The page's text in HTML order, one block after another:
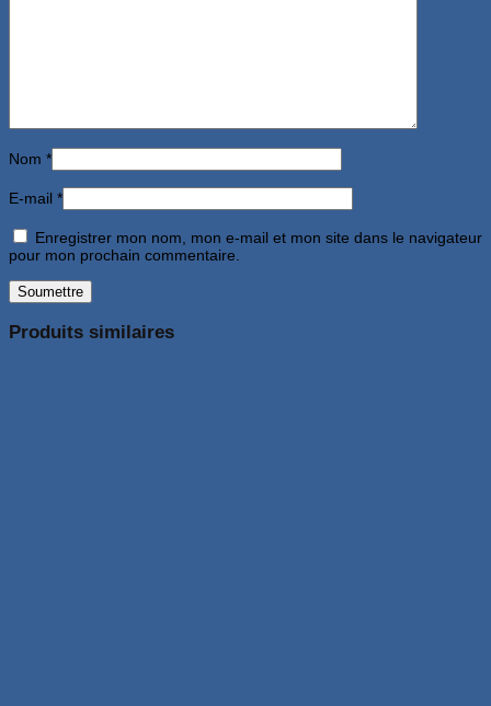
Nom *
E-mail *
Enregistrer mon nom, mon e-mail et mon site dans le navigateur
pour mon prochain commentaire.
Produits similaires